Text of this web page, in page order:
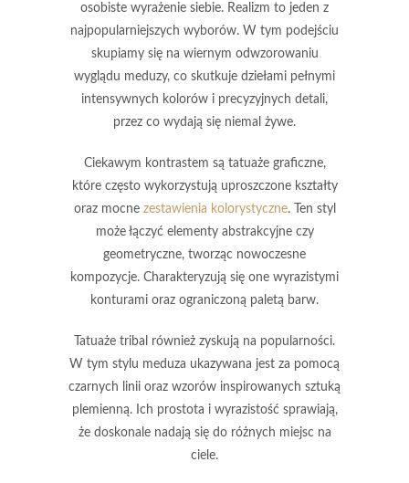
osobiste wyrażenie siebie. Realizm to jeden z
najpopularniejszych wyborów. W tym podejściu
skupiamy się na wiernym odwzorowaniu
wyglądu meduzy, co skutkuje dziełami pełnymi
intensywnych kolorów i precyzyjnych detali,
przez co wydają się niemal żywe.
Ciekawym kontrastem są tatuaże graficzne,
które często wykorzystują uproszczone kształty
oraz mocne zestawienia kolorystyczne. Ten styl
może łączyć elementy abstrakcyjne czy
geometryczne, tworząc nowoczesne
kompozycje. Charakteryzują się one wyrazistymi
konturami oraz ograniczoną paletą barw.
Tatuaże tribal
również zyskują na popularności.
W tym stylu meduza ukazywana jest za pomocą
czarnych linii oraz wzorów inspirowanych sztuką
plemienną. Ich prostota i wyrazistość sprawiają,
że doskonale nadają się do różnych miejsc na
ciele.